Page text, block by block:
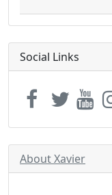
Social Links
About Xavier